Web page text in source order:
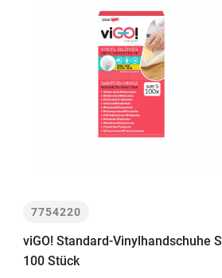
7754220
viGO! Standard-Vinylhandschuhe S
100 Stück